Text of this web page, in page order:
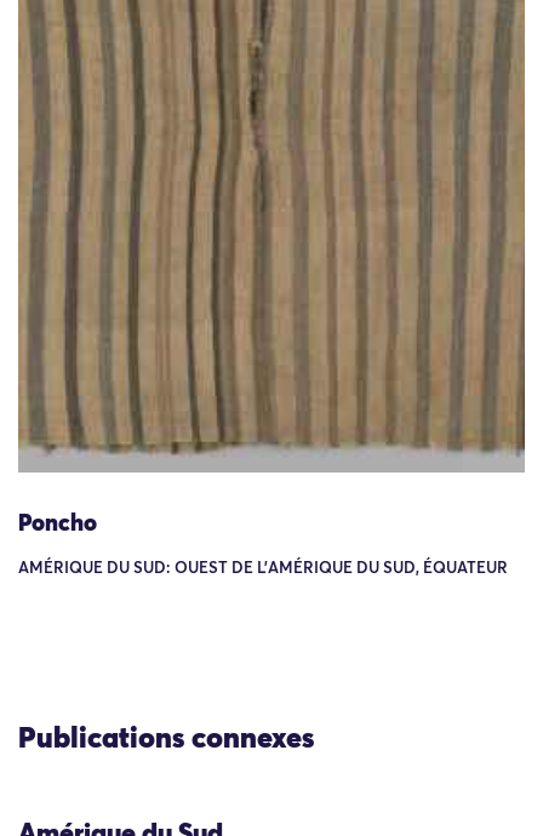
Poncho
AMÉRIQUE DU SUD: OUEST DE L'AMÉRIQUE DU SUD, ÉQUATEUR
Publications connexes